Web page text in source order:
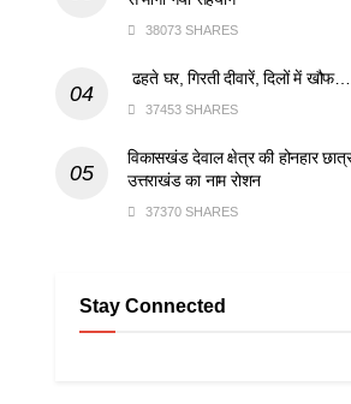
38073 SHARES
ढहते घर, गिरती दीवारें, दिलों में
37453 SHARES
विकासखंड देवाल क्षेत्र की होनहार
उत्तराखंड का नाम रोशन
37370 SHARES
Stay Connected